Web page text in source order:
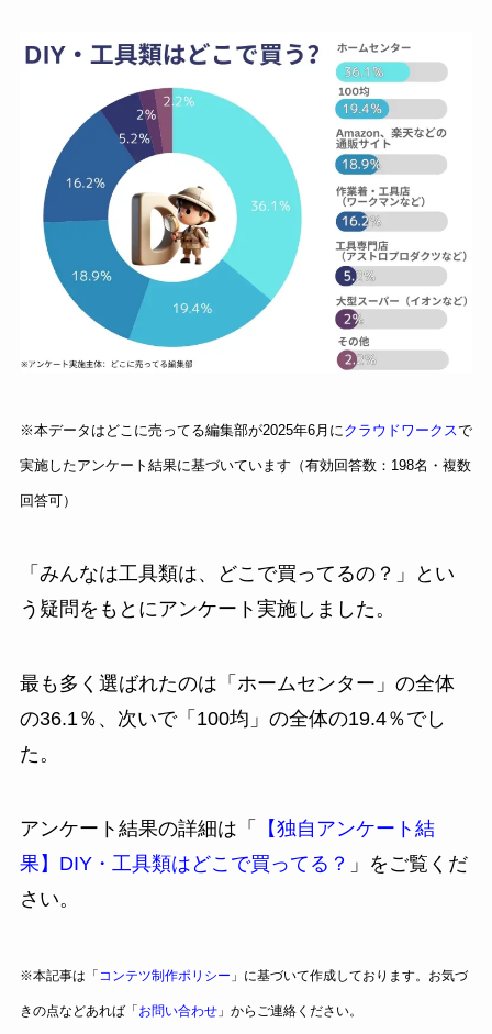
※本データはどこに売ってる編集部が2025年6月にクラウドワークスで
実施したアンケート結果に基づいています（有効回答数：198名・複数
回答可）
「みんなは工具類は、どこで買ってるの？」とい
う疑問をもとにアンケート実施しました。
最も多く選ばれたのは「ホームセンター」の全体
の36.1％、次いで「100均」の全体の19.4％でし
た。
アンケート結果の詳細は「
【独自アンケート結
果】DIY・工具類はどこで買ってる？ 」をご覧くだ
さい。
※本記事は「 コンテツ制作ポリシー 」に基づいて作成しております。お気づ
きの点などあれば「お問い合わせ」からご連絡ください。